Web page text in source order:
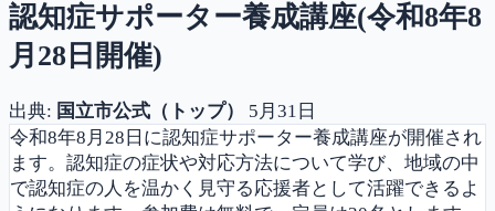
認知症サポーター養成講座(令和8年8
月28日開催)
出典: 国立市公式（トップ）
5月31日
令和8年8月28日に認知症サポーター養成講座が開催され
ます。認知症の症状や対応方法について学び、地域の中
で認知症の人を温かく見守る応援者として活躍できるよ